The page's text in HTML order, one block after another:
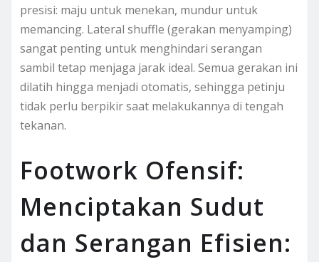
presisi: maju untuk menekan, mundur untuk
memancing. Lateral shuffle (gerakan menyamping)
sangat penting untuk menghindari serangan
sambil tetap menjaga jarak ideal. Semua gerakan ini
dilatih hingga menjadi otomatis, sehingga petinju
tidak perlu berpikir saat melakukannya di tengah
tekanan.
Footwork Ofensif:
Menciptakan Sudut
dan Serangan Efisien: